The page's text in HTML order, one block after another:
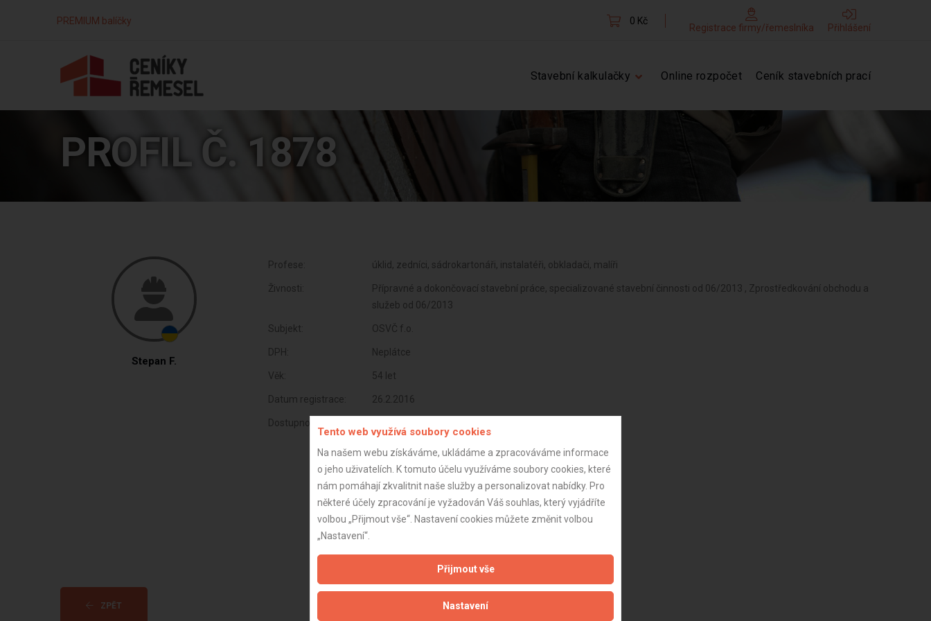
PREMIUM balíčky 0 Kč
Registrace firmy/řemeslníka Přihlášení
Stavební kalkulačky Online rozpočet Ceník stavebních prací
PROFIL Č. 1878
Stepan F.
Profese: úklid, zedníci, sádrokartonáři, instalatéři, obkladači, malíři
Živnosti:
Přípravné a dokončovací stavební práce, specializované stavební činnosti od 06/2013 , Zprostředkování obchodu a
služeb od 06/2013
Subjekt: OSVČ f.o.
DPH: Neplátce
Věk: 54 let
Datum registrace: 26.2.2016
Dostupnost:
ZPĚT Aktualizováno z portálu ARES dne 04.12.2025 07:45:02
Tento web využívá soubory cookies
Na našem webu získáváme, ukládáme a zpracováváme informace
o jeho uživatelích. K tomuto účelu využíváme soubory cookies, které
nám pomáhají zkvalitnit naše služby a personalizovat nabídky. Pro
některé účely zpracování je vyžadován Váš souhlas, který vyjádříte
volbou „Přijmout vše“. Nastavení cookies můžete změnit volbou
„Nastavení“.
Přijmout vše
Nastavení